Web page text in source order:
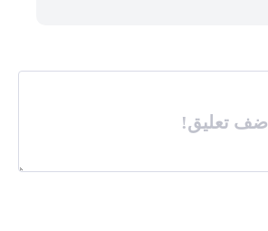
اضف تعليق!